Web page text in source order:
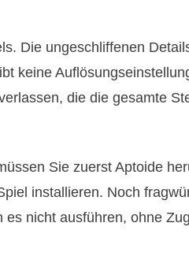
Die ungeschliffenen
keine
die die gesamte
Sie zuerst Aptoide
installieren. Noch
nicht ausführen, ohne